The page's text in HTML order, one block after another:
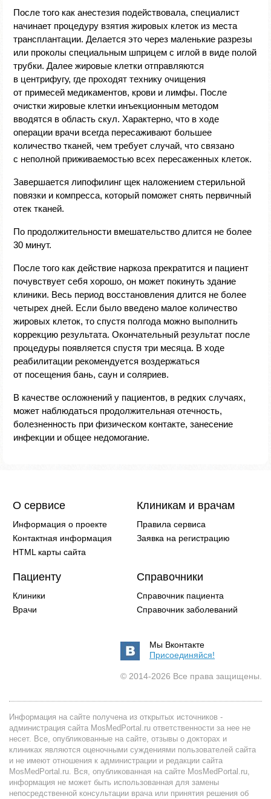
После того как анестезия подействовала, специалист
начинает процедуру взятия жировых клеток из места
трансплантации. Делается это через маленькие разрезы
или проколы специальным шприцем с иглой в виде полой
трубки. Далее жировые клетки отправляются
в центрифугу, где проходят технику очищения
от примесей медикаментов, крови и лимфы. После
очистки жировые клетки инъекционным методом
вводятся в область скул. Характерно, что в ходе
операции врачи всегда пересаживают большее
количество тканей, чем требует случай, что связано
с неполной приживаемостью всех пересаженных клеток.
Завершается липофилинг щек наложением стерильной
повязки и компресса, который поможет снять первичный
отек тканей.
По продолжительности вмешательство длится не более
30 минут.
После того как действие наркоза прекратится и пациент
почувствует себя хорошо, он может покинуть здание
клиники. Весь период восстановления длится не более
четырех дней. Если было введено малое количество
жировых клеток, то спустя полгода можно выполнить
коррекцию результата. Окончательный результат после
процедуры появляется спустя три месяца. В ходе
реабилитации рекомендуется воздержаться
от посещения бань, саун и соляриев.
В качестве осложнений у пациентов, в редких случаях,
может наблюдаться продолжительная отечность,
болезненность при физическом контакте, занесение
инфекции и общее недомогание.
О сервисе
Информация о проекте
Контактная информация
HTML карты сайта
Клиникам и врачам
Правила сервиса
Заявка на регистрацию
Пациенту
Клиники
Врачи
Справочники
Справочник пациента
Справочник заболеваний
Мы Вконтакте
Присоединяйся!
© 2014-2026 Все права защищены.
Информация на сайте получена из открытых источников -
администрация сайта MosMedPortal.ru ответственности за нее не
несет. Все, опубликованные на сайте, отзывы о докторах и
клиниках являются оценочными суждениями пользователей сайта
и не имеют отношения к администрации и редакции сайта
MosMedPortal.ru. Вся, опубликованная на сайте MosMedPortal.ru,
информация не может быть использованная для замены
непосредственной консультации врача или принятия решения об